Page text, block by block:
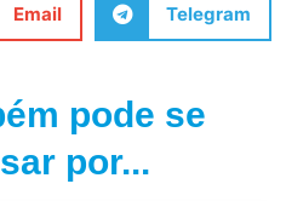
Email Telegram
pode se
por...